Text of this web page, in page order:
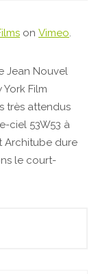
on Vimeo.
Jean Nouvel
Film
très attendus
ciel 53W53 à
Architube dure
le court-